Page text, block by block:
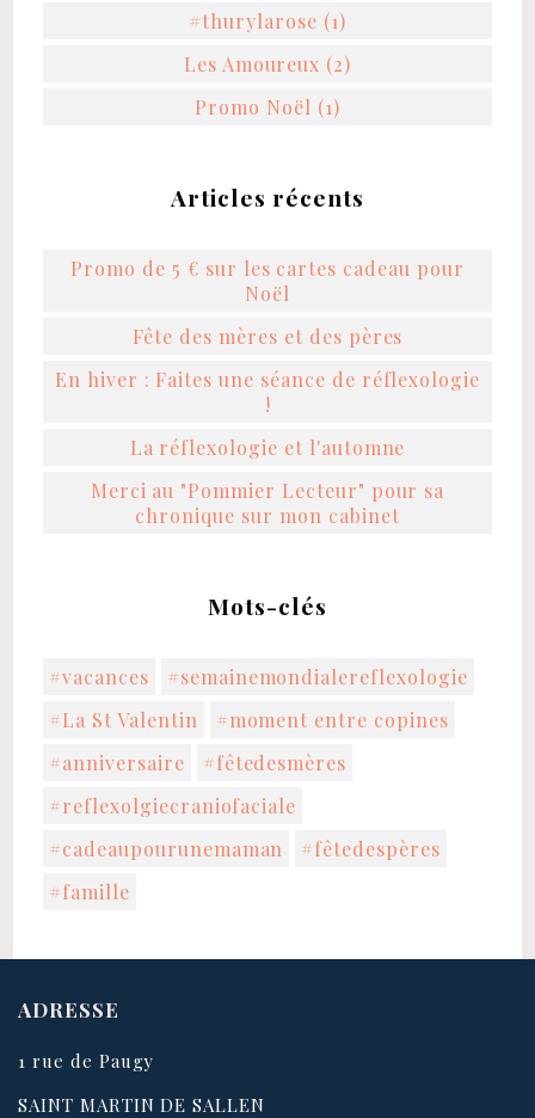
#thurylarose (1)
Les Amoureux (2)
Promo Noël (1)
Articles récents
Promo de 5 € sur les cartes cadeau pour
Noël
Fête des mères et des pères
En hiver : Faites une séance de réflexologie
!
La réflexologie et l'automne
Merci au "Pommier Lecteur" pour sa
chronique sur mon cabinet
Mots-clés
#vacances
#semainemondialereflexologie
#La St Valentin
#moment entre copines
#anniversaire
#fêtedesmères
#reflexolgiecraniofaciale
#cadeaupourunemaman
#fêtedespères
#famille
ADRESSE
1 rue de Paugy
SAINT MARTIN DE SALLEN